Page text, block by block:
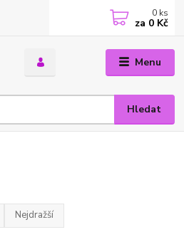
Menu
Hledat
0 ks
za 0 Kč
Nejdražší